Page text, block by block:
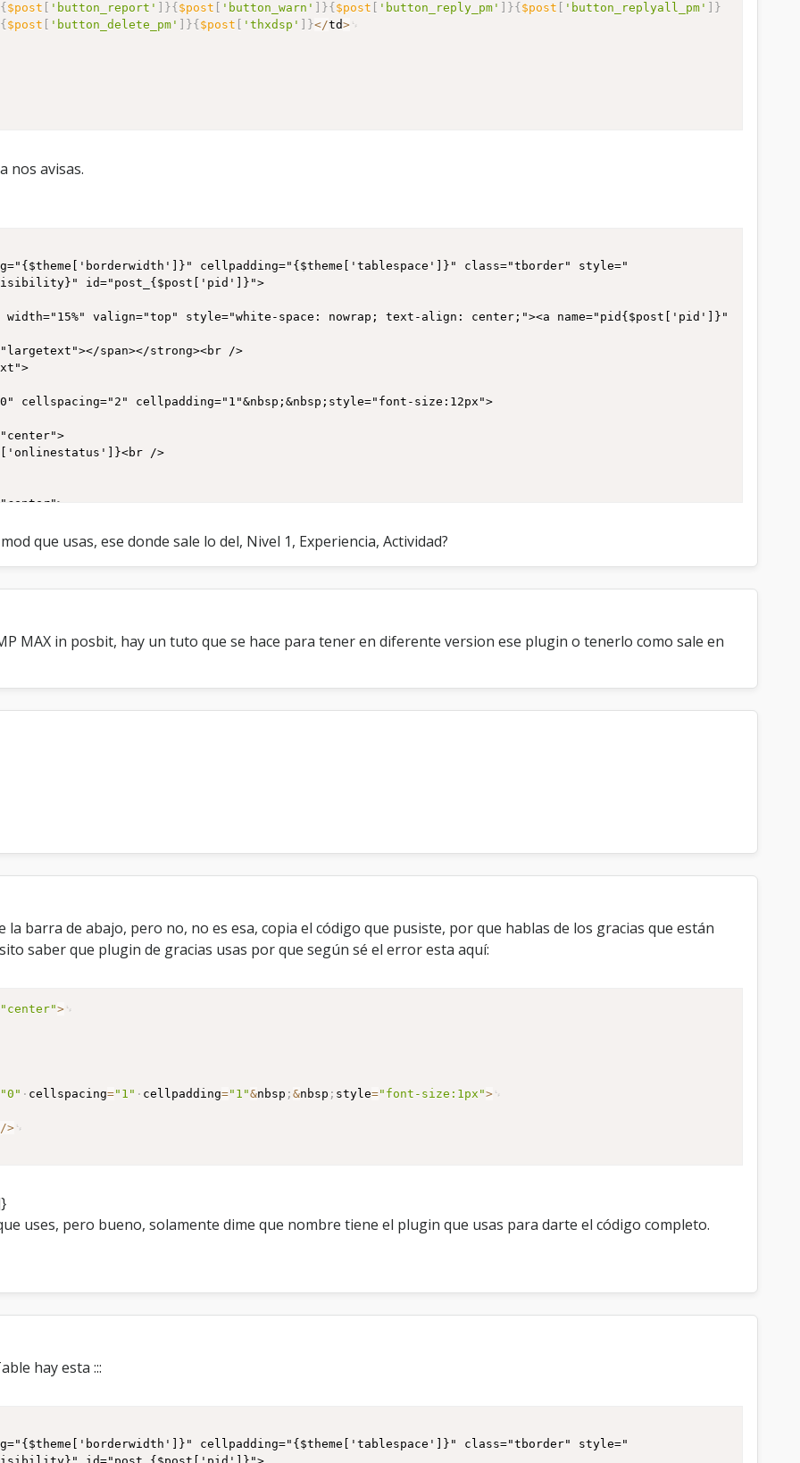
span></td>
{ $post 'button_report' }{ $post 'button_warn' }{ $post 'button_reply_pm' }{ $post 'button_replyall_pm'
}
{ $post 'button_delete_pm' }{ $post 'thxdsp' }</td>
nos avisas.
cellpadding="{$theme['tablespace']}" class="tborder" style="
id="post_{$post['pid']}">
cellspacing="2" cellpadding="1"&nbsp;&nbsp;style="font-size:12px">
/>
cellspacing="1" cellpadding="1"&nbsp;&nbsp;style="font-size:1px">
span></td>
que usas, ese donde sale lo del, Nivel 1, Experiencia, Actividad?
MAX in posbit, hay un tuto que se hace para tener en diferente version ese plugin o tenerlo como sale en
la barra de abajo, pero no, no es esa, copia el código que pusiste, por que hablas de los gracias que están
saber que plugin de gracias usas por que según sé el error esta aquí:
"center">
"0" cellspacing="1" cellpadding="1"&nbsp ;&nbsp ; style="font-size:1px">
/>
uses, pero bueno, solamente dime que nombre tiene el plugin que usas para darte el código completo.
hay esta :::
cellpadding="{$theme['tablespace']}" class="tborder" style="